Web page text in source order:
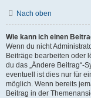
Nach oben
Wie kann ich einen
Wenn du nicht
Beiträge bearbeiten oder
du das „Ändere Beitrag“-
eventuell ist dies nur für
möglich. Wenn bereits
Beitrag in der